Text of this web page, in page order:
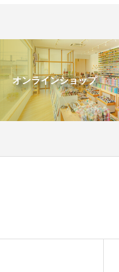
オンラインショップ